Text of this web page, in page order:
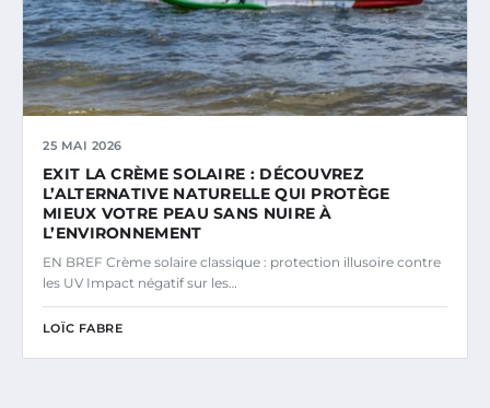
25 MAI 2026
EXIT LA CRÈME SOLAIRE : DÉCOUVREZ
L’ALTERNATIVE NATURELLE QUI PROTÈGE
MIEUX VOTRE PEAU SANS NUIRE À
L’ENVIRONNEMENT
EN BREF Crème solaire classique : protection illusoire contre
les UV Impact négatif sur les…
LOÏC FABRE